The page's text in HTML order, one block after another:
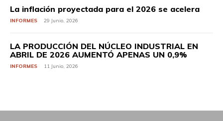
La inflación proyectada para el 2026 se acelera
INFORMES 29 Junio, 2026
LA PRODUCCIÓN DEL NÚCLEO INDUSTRIAL EN
ABRIL DE 2026 AUMENTÓ APENAS UN 0,9%
INFORMES 11 Junio, 2026